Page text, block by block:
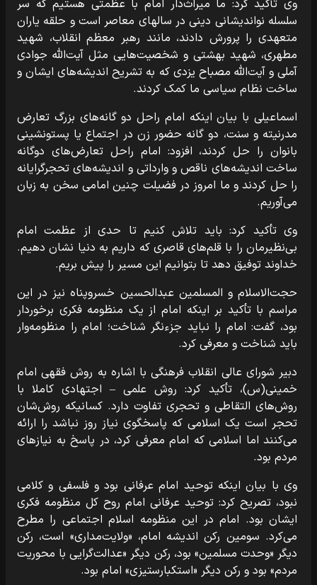
وی تأکید کرد: ما میراث‌دار امام با عظمتی هستیم که سر
سلسله نواندیشانی دینی در سالهای معاصر است و حلقه یاران
متعهدی را پرورش دادند، مانند رهبر معظم انقلاب، شهید
مطهری، شهید بهشتی و شخصیت‌هایی مثل آیت‌الله جوادی
آملی و آیت‌الله مصباح یزدی که به تشریح اندیشه‌های ایشان و
ساخت نظام سیاسی ما کمک کردند.
اسماعیلی با بیان اینکه امام راحل دو گانه‌های بزرگ تعارض
مدرنیته و سنت، دو گانه حضور زن در اجتماع یا پستونشینی
بانوان را حل کردند، افزود: امام راحل تعارض‌های دوگانه
ساخت اندیشه‌های ناقص و وارداتی و اندیشه‌های تحجرگرایانه
را حل کردند و ما امروز در فضیلت چنین امامی سخن به زبان
می‌آوریم.
وی تأکید کرد: باید تلاش کنیم تا حدی از عظمت امام
بی‌نظیرمان را با قلم‌های قاصری که داریم به دنیا نشان دهیم.
خداوند توفیق دهد تا بتوانیم این مسیر را پیش بریم.
حجت‌الاسلام و المسلمین عبدالحسین خسروپناه نیز در این
مراسم با تأکید بر اینکه امام از یک منظومه فکری برخوردار
بود، گفت: امام را نباید جزء‌نگر شناخت؛ امام را منظومه‌وار
باید شناخت و معرفی کرد.
دبیر شورای عالی انقلاب فرهنگی با اشاره به روش فقهی امام
خمینی(س)، تأکید کرد: روش علمی – اجتهادی کاملا با
روش‌های التقاطی و تحجری تفاوت دارد. کسانیکه روش‌شان
تحجر است یک اسلامی که پاسخگوی نیاز روز نباشد را ارائه
می‌کنند اما اسلامی که امام معرفی کرد، در پاسخ به نیازهای
مردم بود.
وی با بیان اینکه توحید امام عرفانی بود و فلسفی و کلامی
نبود، تصریح کرد: توحید عرفانی امام روح کل منظومه فکری
ایشان بود. امام در این منظومه اسلام اجتماعی را مطرح
می‌کرد. سومین رکن اندیشه امام، «ولایت‌مداری» است، رکن
دیگر «وحدت مسلمین» بود، رکن دیگر «عدالت‌گرایی با محوریت
مردم» بود و رکن دیگر «استکبارستیزی» امام بود.